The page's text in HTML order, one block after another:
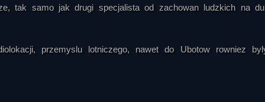
tak samo jak drugi specjalista od zachowan ludzkich na
przemyslu lotniczego, nawet do Ubotow rowniez